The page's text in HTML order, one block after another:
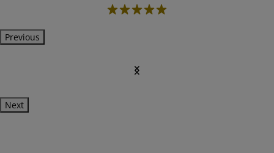
5
Previous
Next